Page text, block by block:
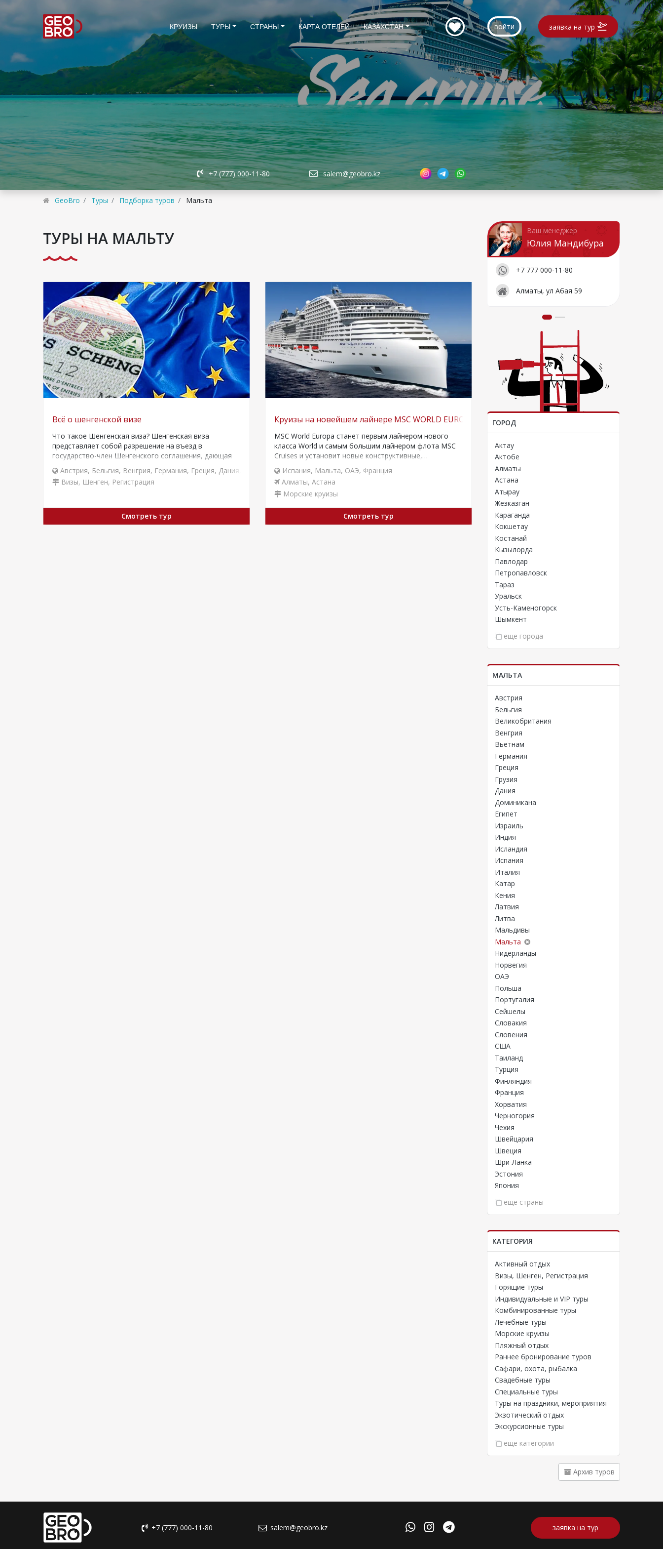
войти заявка на тур
КРУИЗЫ ТУРЫ СТРАНЫ КАРТА ОТЕЛЕЙ КАЗАХСТАН
+7 (777) 000-11-80 salem@geobro.kz
GeoBro Туры Подборка туров Мальта
ТУРЫ НА МАЛЬТУ
Всё о шенгенской визе
Что такое Шенгенская виза? Шенгенская виза
представляет собой разрешение на въезд в
государство-член Шенгенского соглашения, дающая
Австрия, Бельгия, Венгрия, Германия, Греция, Дания Исландия,Испания,Италия,Латвия,Литва, Норвегия,Польша
Визы, Шенген, Регистрация
Смотреть тур
Круизы на новейшем лайнере MSC WORLD EUROPA
MSC World Europa станет первым лайнером нового
класса World и самым большим лайнером флота MSC
Cruises и установит новые конструктивные,…
Испания, Мальта, ОАЭ, Франция
Алматы, Астана
Морские круизы
Смотреть тур
Ваш менеджер
Юлия Мандибура
+7 777 000-11-80
Алматы, ул Абая 59
ГОРОД
Актау
Актобе
Алматы
Астана
Атырау
Жезказган
Караганда
Кокшетау
Костанай
Кызылорда
Павлодар
Петропавловск
Тараз
Уральск
Усть-Каменогорск
Шымкент
еще города
МАЛЬТА
Австрия
Бельгия
Великобритания
Венгрия
Вьетнам
Германия
Греция
Грузия
Дания
Доминикана
Египет
Израиль
Индия
Исландия
Испания
Италия
Катар
Кения
Латвия
Литва
Мальдивы
Мальта
Нидерланды
Норвегия
ОАЭ
Польша
Португалия
Сейшелы
Словакия
Словения
США
Таиланд
Турция
Финляндия
Франция
Хорватия
Черногория
Чехия
Швейцария
Швеция
Шри-Ланка
Эстония
Япония
еще страны
КАТЕГОРИЯ
Активный отдых
Визы, Шенген, Регистрация
Горящие туры
Индивидуальные и VIP туры
Комбинированные туры
Лечебные туры
Морские круизы
Пляжный отдых
Раннее бронирование туров
Сафари, охота, рыбалка
Свадебные туры
Специальные туры
Туры на праздники, мероприятия
Экзотический отдых
Экскурсионные туры
еще категории
Архив туров
+7 (777) 000-11-80 salem@geobro.kz заявка на тур